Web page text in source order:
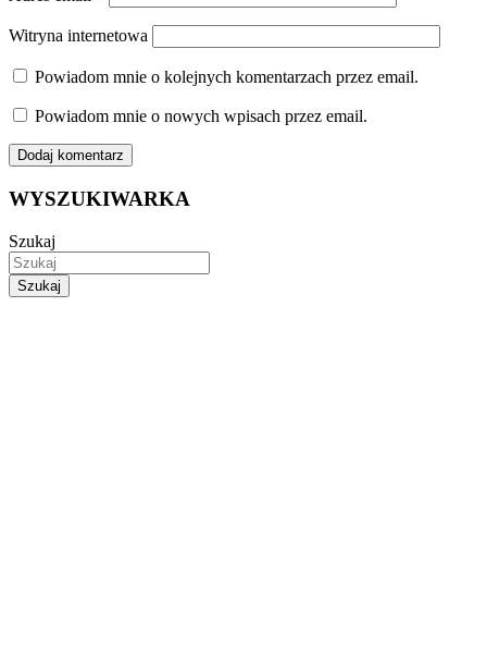
Witryna internetowa
Powiadom mnie o kolejnych komentarzach przez email.
Powiadom mnie o nowych wpisach przez email.
WYSZUKIWARKA
Szukaj
Szukaj